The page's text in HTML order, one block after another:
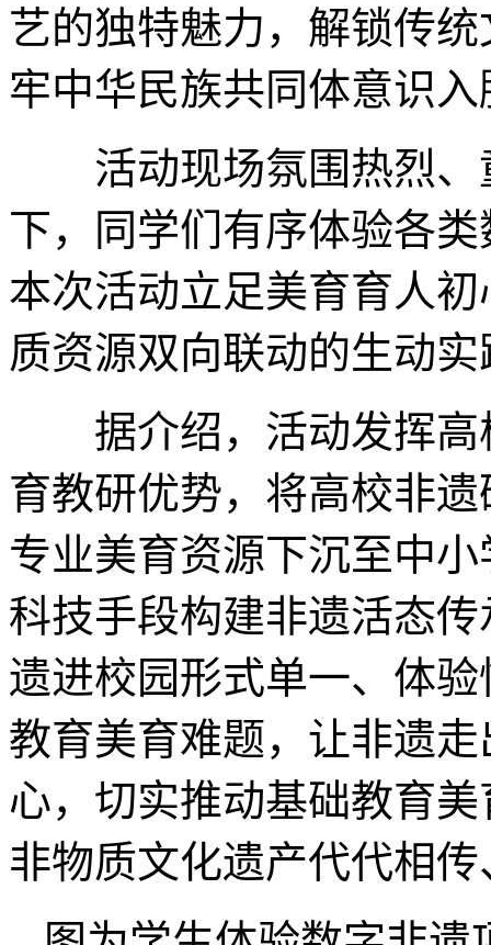
艺的独特魅力，解锁传
牢中华民族共同体意识
活动现场氛围热烈、
下，同学们有序体验各
本次活动立足美育育人
质资源双向联动的生动实
据介绍，活动发挥高
育教研优势，将高校非
专业美育资源下沉至中
科技手段构建非遗活态
遗进校园形式单一、体
教育美育难题，让非遗
心，切实推动基础教育
非物质文化遗产代代相